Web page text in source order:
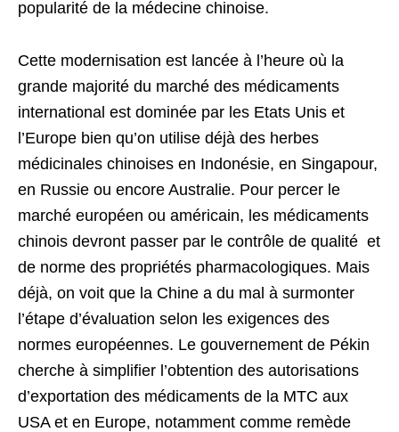
popularité de la médecine chinoise.
Cette modernisation est lancée à l’heure où la
grande majorité du marché des médicaments
international est dominée par les Etats Unis et
l’Europe bien qu’on utilise déjà des herbes
médicinales chinoises en Indonésie, en Singapour,
en Russie ou encore Australie. Pour percer le
marché européen ou américain, les médicaments
chinois devront passer par le contrôle de qualité et
de norme des propriétés pharmacologiques. Mais
déjà, on voit que la Chine a du mal à surmonter
l’étape d’évaluation selon les exigences des
normes européennes. Le gouvernement de Pékin
cherche à simplifier l’obtention des autorisations
d’exportation des médicaments de la MTC aux
USA et en Europe, notamment comme remède